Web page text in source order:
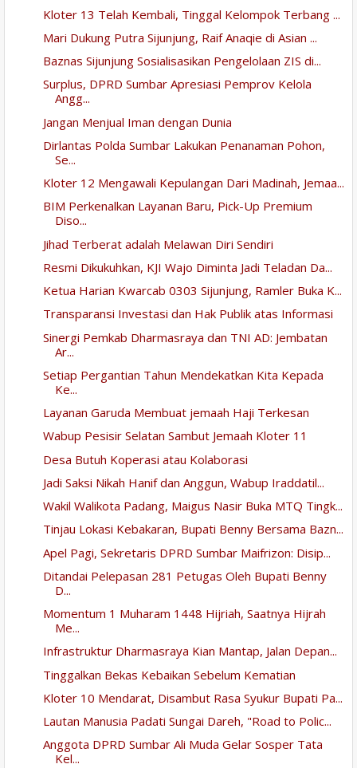
Kloter 13 Telah Kembali, Tinggal Kelompok Terbang ...
Mari Dukung Putra Sijunjung, Raif Anaqie di Asian ...
Baznas Sijunjung Sosialisasikan Pengelolaan ZIS di...
Surplus, DPRD Sumbar Apresiasi Pemprov Kelola
Angg...
Jangan Menjual Iman dengan Dunia
Dirlantas Polda Sumbar Lakukan Penanaman Pohon,
Se...
Kloter 12 Mengawali Kepulangan Dari Madinah, Jemaa...
BIM Perkenalkan Layanan Baru, Pick-Up Premium
Diso...
Jihad Terberat adalah Melawan Diri Sendiri
Resmi Dikukuhkan, KJI Wajo Diminta Jadi Teladan Da...
Ketua Harian Kwarcab 0303 Sijunjung, Ramler Buka K...
Transparansi Investasi dan Hak Publik atas Informasi
Sinergi Pemkab Dharmasraya dan TNI AD: Jembatan
Ar...
Setiap Pergantian Tahun Mendekatkan Kita Kepada
Ke...
Layanan Garuda Membuat jemaah Haji Terkesan
Wabup Pesisir Selatan Sambut Jemaah Kloter 11
Desa Butuh Koperasi atau Kolaborasi
Jadi Saksi Nikah Hanif dan Anggun, Wabup Iraddatil...
Wakil Walikota Padang, Maigus Nasir Buka MTQ Tingk...
Tinjau Lokasi Kebakaran, Bupati Benny Bersama Bazn...
Apel Pagi, Sekretaris DPRD Sumbar Maifrizon: Disip...
Ditandai Pelepasan 281 Petugas Oleh Bupati Benny
D...
Momentum 1 Muharam 1448 Hijriah, Saatnya Hijrah
Me...
Infrastruktur Dharmasraya Kian Mantap, Jalan Depan...
Tinggalkan Bekas Kebaikan Sebelum Kematian
Kloter 10 Mendarat, Disambut Rasa Syukur Bupati Pa...
Lautan Manusia Padati Sungai Dareh, "Road to Polic...
Anggota DPRD Sumbar Ali Muda Gelar Sosper Tata
Kel...